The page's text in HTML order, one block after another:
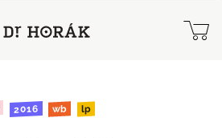
2016 wb lp